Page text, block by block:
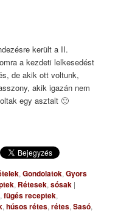
került a II.
a kezdeti lelkesedést
de akik ott voltunk,
akik igazán nem
egy asztalt 🙂
,Gondolatok,Gyors
, Rétesek,sósak |
,fügés receptek,
,húsos rétes,rétes,Sasó,